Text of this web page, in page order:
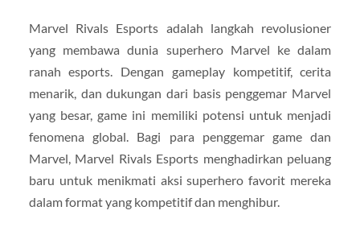
Marvel Rivals Esports adalah langkah revolusioner
yang membawa dunia superhero Marvel ke dalam
ranah esports. Dengan gameplay kompetitif, cerita
menarik, dan dukungan dari basis penggemar Marvel
yang besar, game ini memiliki potensi untuk menjadi
fenomena global. Bagi para penggemar game dan
Marvel, Marvel Rivals Esports menghadirkan peluang
baru untuk menikmati aksi superhero favorit mereka
dalam format yang kompetitif dan menghibur.